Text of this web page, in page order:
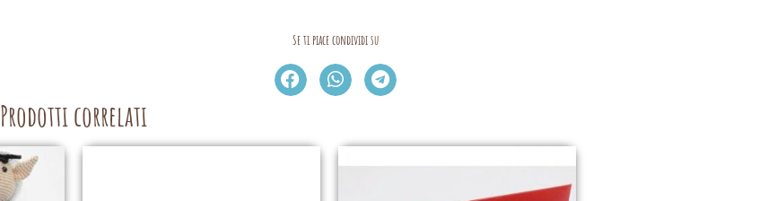
Se ti piace condividi su
Prodotti correlati